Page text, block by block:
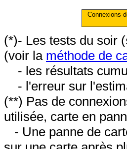
Connexions
(*)- Les tests du soir (
(voir la méthode de
- les résultats
- l'erreur sur
(**) Pas de
utilisée, carte en
- Une panne de